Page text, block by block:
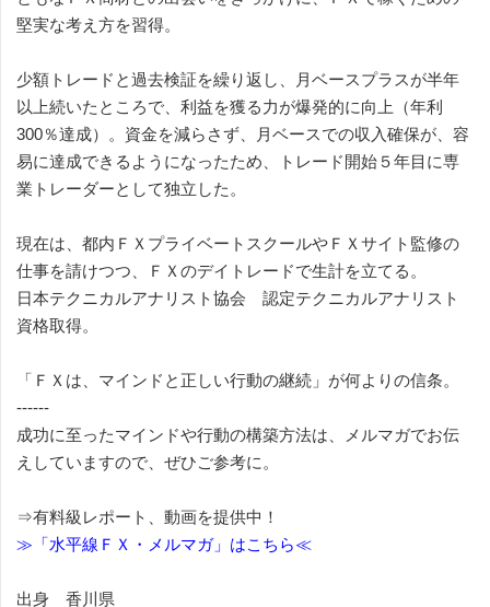
堅実な考え方を習得。
少額トレードと過去検証を繰り返し、月ベースプラスが半年
以上続いたところで、利益を獲る力が爆発的に向上（年利
300％達成）。資金を減らさず、月ベースでの収入確保が、容
易に達成できるようになったため、トレード開始５年目に専
業トレーダーとして独立した。
現在は、都内ＦＸプライベートスクールやＦＸサイト監修の
仕事を請けつつ、ＦＸのデイトレードで生計を立てる。
日本テクニカルアナリスト協会 認定テクニカルアナリスト
資格取得。
「ＦＸは、マインドと正しい行動の継続」が何よりの信条。
------
成功に至ったマインドや行動の構築方法は、メルマガでお伝
えしていますので、ぜひご参考に。
⇒有料級レポート、動画を提供中！
≫「水平線ＦＸ・メルマガ」はこちら≪
出身 香川県